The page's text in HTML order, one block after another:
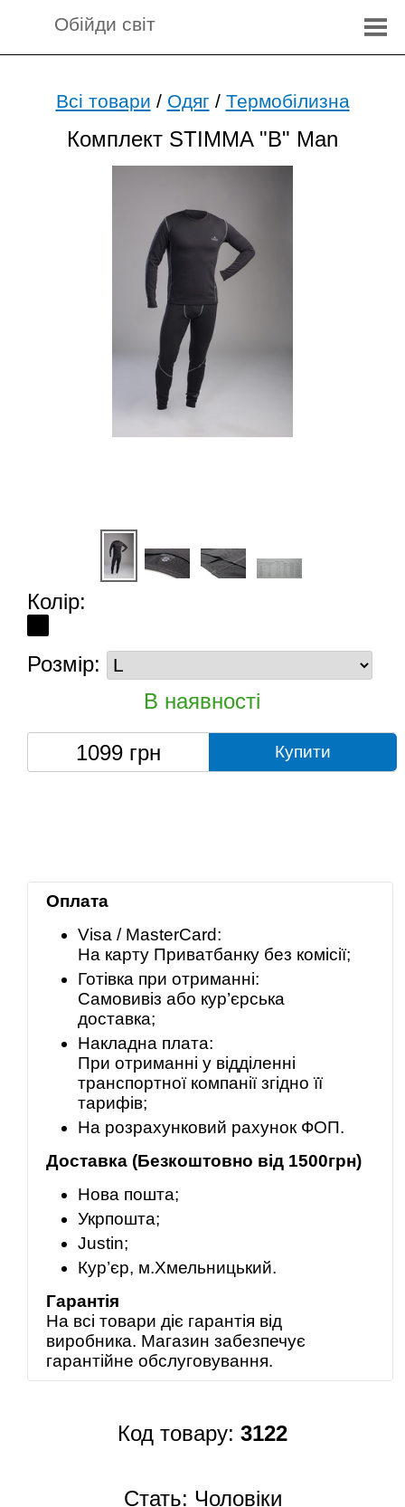
Обійди світ
Всі товари / Одяг / Термобілизна
Комплект STIMMA "B" Man
Колір:
Розмір:
В наявності
1099грн Купити
Оплата
Visa / MasterCard:
На карту Приватбанку без комісії;
Готівка при отриманні:
Самовивіз або кур’єрська
доставка;
Накладна плата:
При отриманні у відділенні
транспортної компанії згідно її
тарифів;
На розрахунковий рахунок ФОП.
Доставка (Безкоштовно від 1500грн)
Нова пошта;
Укрпошта;
Justin;
Кур’єр, м.Хмельницький.
Гарантія
На всі товари діє гарантія від
виробника. Магазин забезпечує
гарантійне обслуговування.
Код товару: 3122
Стать: Чоловіки